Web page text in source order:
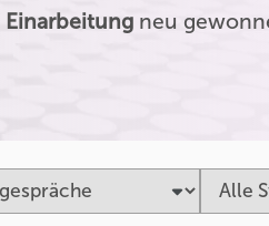
Einarbeitung neu